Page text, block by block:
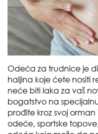
Odeća za trudnice je
haljina koje ćete nositi
neće biti laka za vaš
bogatstvo na
prođite kroz svoj orman
odeće, sportske